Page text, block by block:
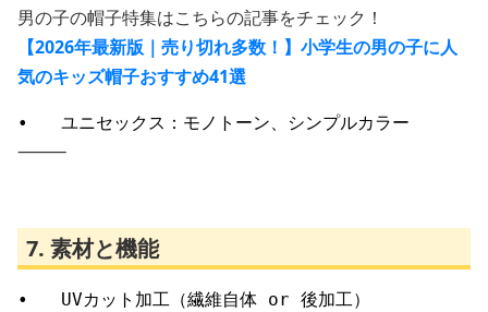
男の子の帽子特集はこちらの記事をチェック！
【2026年最新版｜売り切れ多数！】小学生の男の子に人
気のキッズ帽子おすすめ41選
⸻
7. 素材と機能
•	UVカット加工（繊維自体 or 後加工）